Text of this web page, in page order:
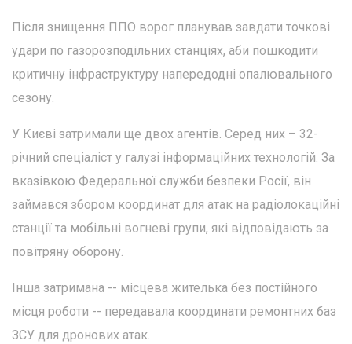
Після знищення ППО ворог планував завдати точкові
удари по газорозподільних станціях, аби пошкодити
критичну інфраструктуру напередодні опалювального
сезону.
У Києві затримали ще двох агентів. Серед них – 32-
річний спеціаліст у галузі інформаційних технологій. За
вказівкою Федеральної служби безпеки Росії, він
займався збором координат для атак на радіолокаційні
станції та мобільні вогневі групи, які відповідають за
повітряну оборону.
Інша затримана -- місцева жителька без постійного
місця роботи -- передавала координати ремонтних баз
ЗСУ для дронових атак.